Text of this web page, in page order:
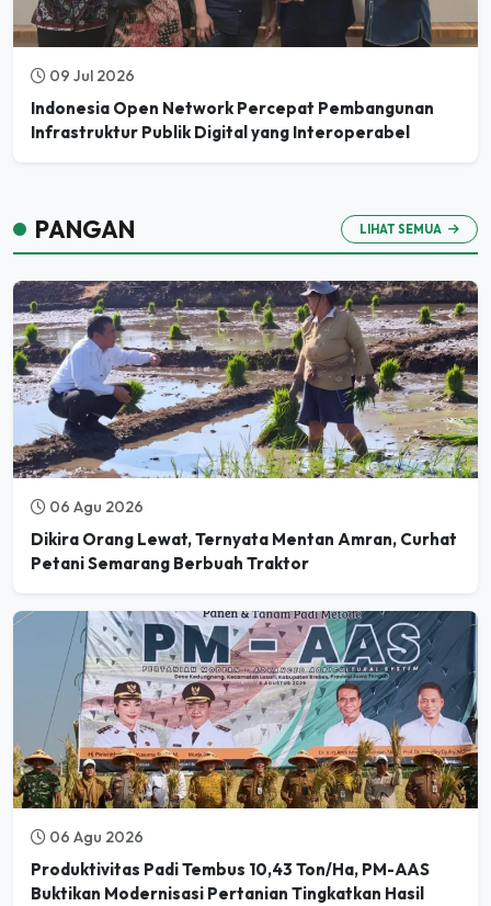
09 Jul 2026
Indonesia Open Network Percepat Pembangunan
Infrastruktur Publik Digital yang Interoperabel
PANGAN LIHAT SEMUA
06 Agu 2026
Dikira Orang Lewat, Ternyata Mentan Amran, Curhat
Petani Semarang Berbuah Traktor
06 Agu 2026
Produktivitas Padi Tembus 10,43 Ton/Ha, PM-AAS
Buktikan Modernisasi Pertanian Tingkatkan Hasil